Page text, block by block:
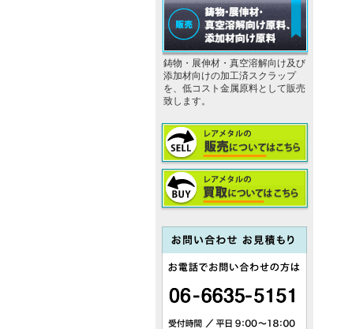
鋳物・展伸材・真空溶解向け及び
添加材向けの加工済スクラップ
を、低コスト金属原料として販売
致します。